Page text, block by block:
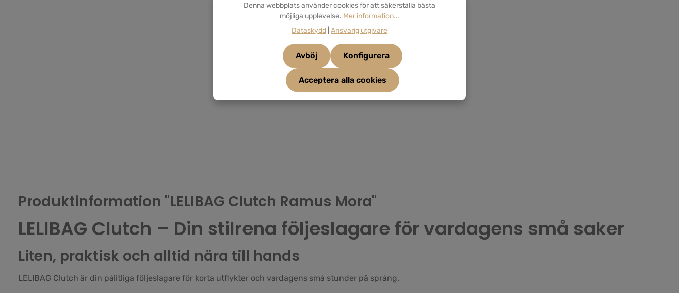
Produktinformation "LELIBAG Clutch Ramus Mora"
LELIBAG Clutch – Din stilrena följeslagare för vardagens små saker
Liten, praktisk och alltid nära till hands
LELIBAG Clutch är din pålitliga följeslagare för korta utflykter och vardagens små stunder på språng.
Denna webbplats använder cookies för att säkerställa bästa
möjliga upplevelse. Mer information...
Dataskydd Ansvarig utgivare
Avböj Konfigurera
Acceptera alla cookies